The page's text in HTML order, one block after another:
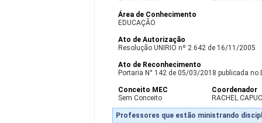
Área de Conhecimento
EDUCAÇÃO
Ato de Autorização
Resolução UNIRIO nº 2.642 de 16/11/2005
Ato de Reconhecimento
Portaria N° 142 de 05/03/2018 publicada no
Conceito MEC
Sem Conceito
Coordenador
RACHEL
Professores que estão ministrando